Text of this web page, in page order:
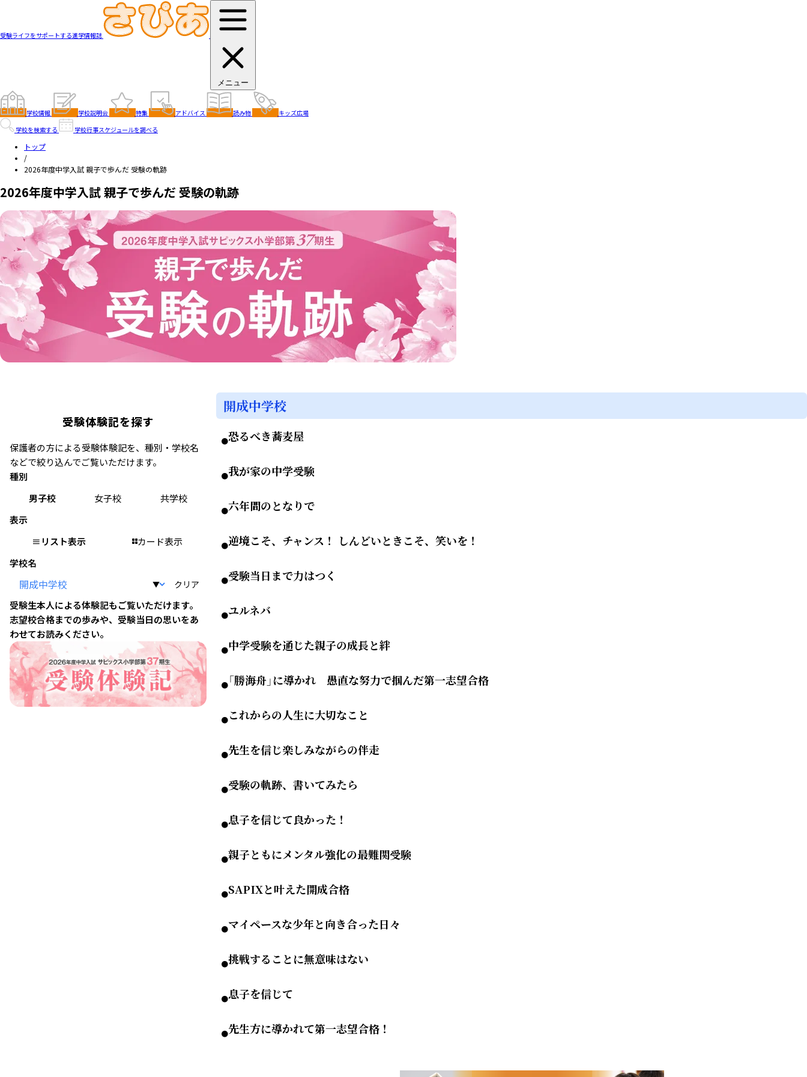
受験ライフをサポートする進学情報誌
メニュー
学校情報 学校説明会 特集 アドバイス 読み物
キッズ広場
学校を検索する
学校行事スケジュールを調べる
トップ
/
2026年度中学入試 親子で歩んだ 受験の軌跡
2026年度中学入試 親子で歩んだ 受験の軌跡
受験体験記を探す
保護者の方による受験体験記を、種別・学校名
などで絞り込んでご覧いただけます。
種別
男子校
女子校
共学校
表示
≡ リスト表示
カード表示
学校名
▼ クリア
受験生本人による体験記もご覧いただけます。
志望校合格までの歩みや、受験当日の思いをあ
わせてお読みください。
開成中学校
●恐るべき蕎麦屋
●我が家の中学受験
●六年間のとなりで
●逆境こそ、チャンス！ しんどいときこそ、笑いを！
●受験当日まで力はつく
●ユルネバ
●中学受験を通じた親子の成長と絆
●「勝海舟」に導かれ 愚直な努力で掴んだ第一志望合格
●これからの人生に大切なこと
●先生を信じ楽しみながらの伴走
●受験の軌跡、書いてみたら
●息子を信じて良かった！
●親子ともにメンタル強化の最難関受験
●SAPIXと叶えた開成合格
●マイペースな少年と向き合った日々
●挑戦することに無意味はない
●息子を信じて
●先生方に導かれて第一志望合格！